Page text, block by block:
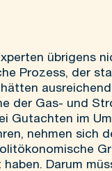
übrigens
Prozess, der
der Gas- und
Gutachten im
nehmen sich
Darum